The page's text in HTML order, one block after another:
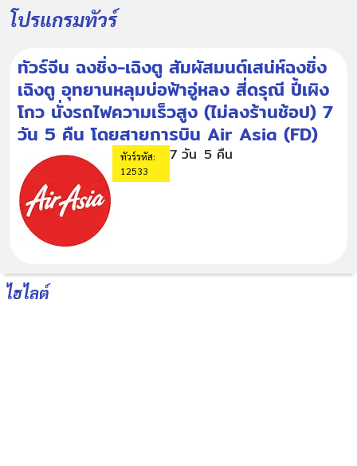
โปรแกรมทัวร์
ทัวร์จีน ฉงชิ่ง-เฉิงตู สัมผัสมนต์เสน่ห์ฉงชิ่ง
เฉิงตู อุทยานหลุมบ่อฟ้าอู่หลง สี่ดรุณี ปี้เผิง
โกว นั่งรถไฟความเร็วสูง (ไม่ลงร้านช้อป) 7
วัน 5 คืน โดยสายการบิน Air Asia (FD)
ทัวร์รหัส:
12533
7 วัน 5 คืน
ไฮไลต์